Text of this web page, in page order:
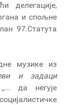
делегације,
и спољне
97.Статута
музике из
и задаци
да негује